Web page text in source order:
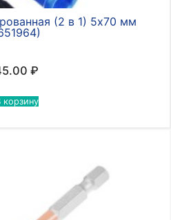
(2 в 1) 5х70 мм
₽
корзину